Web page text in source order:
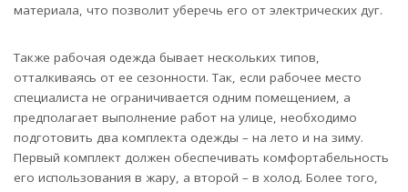
материала, что позволит уберечь его от электрических дуг.
Также рабочая одежда бывает нескольких типов,
отталкиваясь от ее сезонности. Так, если рабочее место
специалиста не ограничивается одним помещением, а
предполагает выполнение работ на улице, необходимо
подготовить два комплекта одежды – на лето и на зиму.
Первый комплект должен обеспечивать комфортабельность
его использования в жару, а второй – в холод. Более того,